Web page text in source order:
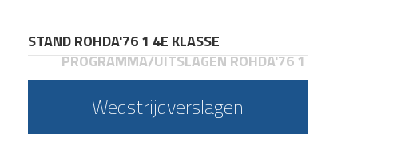
STAND ROHDA'76 1 4E KLASSE
PROGRAMMA/UITSLAGEN ROHDA'76 1
Wedstrijdverslagen